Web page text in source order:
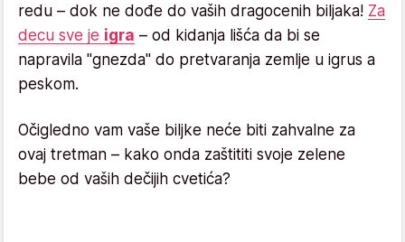
redu – dok ne dođe do vaših dragocenih biljaka! Za
decu sve je igra – od kidanja lišća da bi se
napravila "gnezda" do pretvaranja zemlje u igrus a
peskom.
Očigledno vam vaše biljke neće biti zahvalne za
ovaj tretman – kako onda zaštititi svoje zelene
bebe od vaših dečijih cvetića?